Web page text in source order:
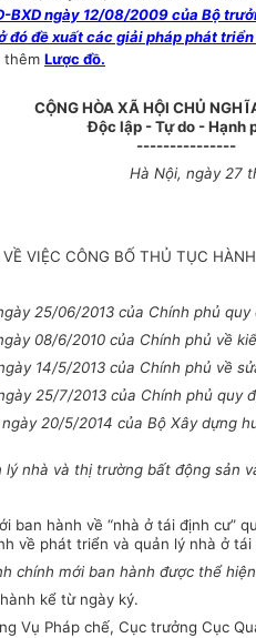
BXD ngày 12/08/2009 của Bộ
đó đề xuất các giải pháp phát
thêm Lược đồ.
CỘNG HÒA XÃ HỘI CHỦ
Độc lập - Tự do - Hạnh
---------------
Hà Nội, ngày 27
VỀ VIỆC CÔNG BỐ THỦ TỤC
25/06/2013 của Chính phủ quy
08/6/2010 của Chính phủ về
14/5/2013 của Chính phủ về
25/7/2013 của Chính phủ quy
ngày 20/5/2014 của Bộ Xây dựng
nhà và thị trường bất động sản
ban hành về “nhà ở tái định cư”
về phát triển và quản lý nhà ở tái
chính mới ban hành được thể
kể từ ngày ký.
Vụ Pháp chế, Cục trưởng Cục